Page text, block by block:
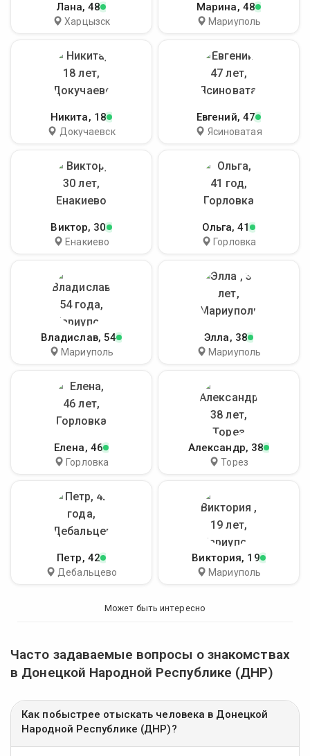
Лана, 48
Харцызск
Марина, 48
Мариуполь
Никита, 18
Докучаевск
Евгений, 47
Ясиноватая
Виктор, 30
Енакиево
Ольга, 41
Горловка
Владислав, 54
Мариуполь
Элла, 38
Мариуполь
Елена, 46
Горловка
Александр, 38
Торез
Петр, 42
Дебальцево
Виктория, 19
Мариуполь
Может быть интересно
Часто задаваемые вопросы о знакомствах
в Донецкой Народной Республике (ДНР)
Как побыстрее отыскать человека в Донецкой
Народной Республике (ДНР)?